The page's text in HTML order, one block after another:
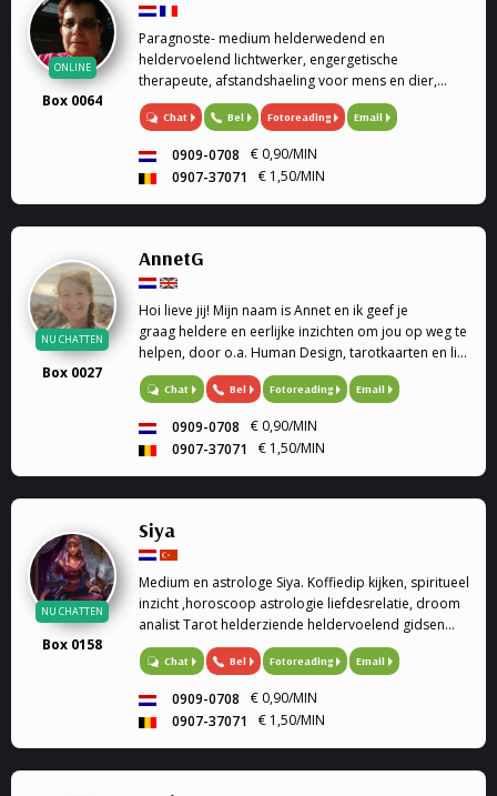
ONLINE
Box 0064
Paragnoste- medium helderwedend en
heldervoelend lichtwerker, engergetische
therapeute, afstandshaeling voor mens en dier,
rouwverwerking, Ik ben een geboren lichtwerker,
heldervoelend en helderwedend, voel in op de
medium, energetische therapeute, reconnective
healing, afstandshealing voor mens en dier, bij elk
gesprek krijg je een healing door de trillingen van
mijn stem. Rouwverwerking, geen enkele vraag is me
vreemd. Ik werk met gidsen en de engelentherapie.
Ik kan ook de engelenkaarten voor je leggen. Liefs
Sofia
Chat Bel Fotoreading Email
0909-0708
€ 0,90/MIN
0907-37071
€ 1,50/MIN
NU CHATTEN
Box 0027
AnnetG
Hoi lieve jij! Mijn naam is Annet en ik geef je
graag heldere en eerlijke inzichten om jou op weg te
helpen, door o.a. Human Design, tarotkaarten en life
coaching.
Chat Bel Fotoreading Email
0909-0708
€ 0,90/MIN
0907-37071
€ 1,50/MIN
NU CHATTEN
Box 0158
Siya
Medium en astrologe Siya. Koffiedip kijken, spiritueel
inzicht ,horoscoop astrologie liefdesrelatie, droom
analist Tarot helderziende heldervoelend gidsen
relatie familie problemen en veel meer.
Chat Bel Fotoreading Email
0909-0708
€ 0,90/MIN
0907-37071
€ 1,50/MIN